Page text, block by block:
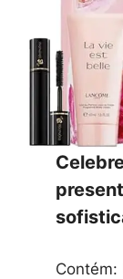
Contém: